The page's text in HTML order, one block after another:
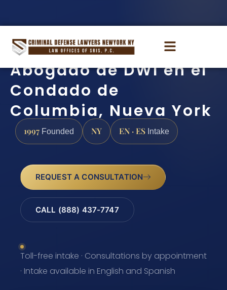
Abogado de DWI en el
Condado de
Columbia, Nueva York
1997 Founded NY EN · ES Intake
REQUEST A CONSULTATION
CALL (888) 437-7747
Toll-free intake · Consultations by appointment
· Intake available in English and Spanish